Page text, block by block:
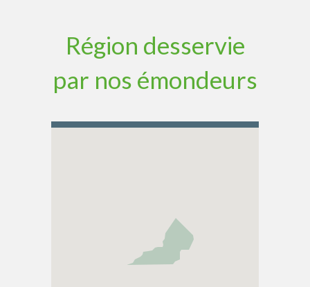
Région desservie
par nos émondeurs